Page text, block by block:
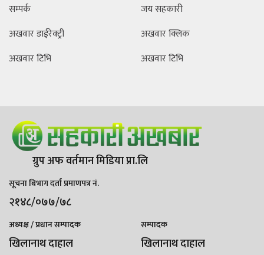
सम्पर्क
अखवार डाईरेक्ट्री
अखवार टिभि
जय सहकारी
अखवार क्लिक
अखवार टिभि
ग्रुप अफ वर्तमान मिडिया प्रा.लि
सूचना बिभाग दर्ता प्रमाणपत्र नं.
२१४८/०७७/७८
अध्यक्ष / प्रधान सम्पादक
खिलानाथ दाहाल
सम्पादक
खिलानाथ दाहाल